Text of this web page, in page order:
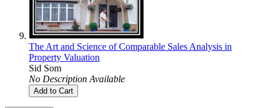
The Art and Science of Comparable Sales Analysis in
Property Valuation
Sid Som
No Description Available
Add to Cart